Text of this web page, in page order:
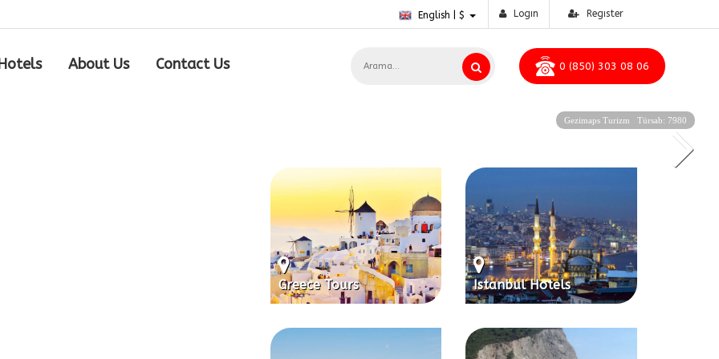
English | $ Logın Regıster
About Us Contact Us 0 (850) 303 08 06
Gezimaps Turizm Türsab: 7980
Greece Tours Istanbul Hotels